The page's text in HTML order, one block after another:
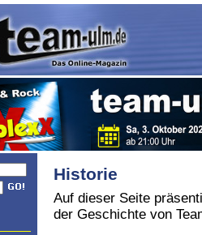
Historie
Auf dieser Seite
der Geschichte von